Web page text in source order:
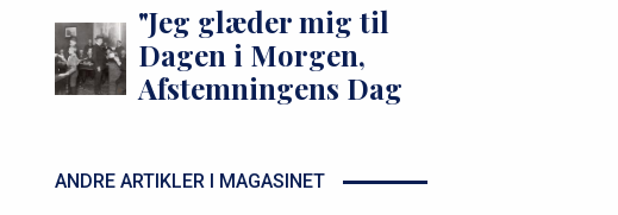
"Jeg glæder mig til
Dagen i Morgen,
Afstemningens Dag
ANDRE ARTIKLER I MAGASINET